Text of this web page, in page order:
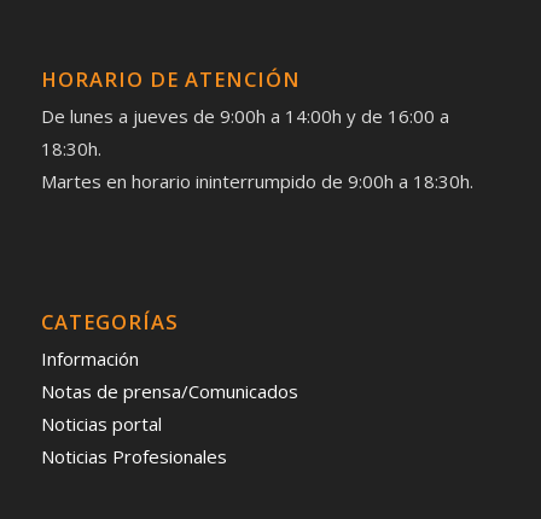
HORARIO DE ATENCIÓN
De lunes a jueves de 9:00h a 14:00h y de 16:00 a
18:30h.
Martes en horario ininterrumpido de 9:00h a 18:30h.
CATEGORÍAS
Información
Notas de prensa/Comunicados
Noticias portal
Noticias Profesionales